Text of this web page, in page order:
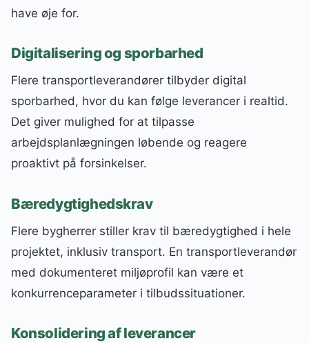
have øje for.
Digitalisering og sporbarhed
Flere transportleverandører tilbyder digital
sporbarhed, hvor du kan følge leverancer i realtid.
Det giver mulighed for at tilpasse
arbejdsplanlægningen løbende og reagere
proaktivt på forsinkelser.
Bæredygtighedskrav
Flere bygherrer stiller krav til bæredygtighed i hele
projektet, inklusiv transport. En transportleverandør
med dokumenteret miljøprofil kan være et
konkurrenceparameter i tilbudssituationer.
Konsolidering af leverancer